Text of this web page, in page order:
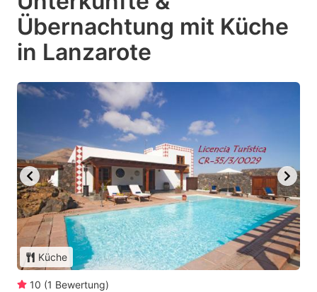
Übernachtung mit Küche
in Lanzarote
Küche
10 (1 Bewertung)